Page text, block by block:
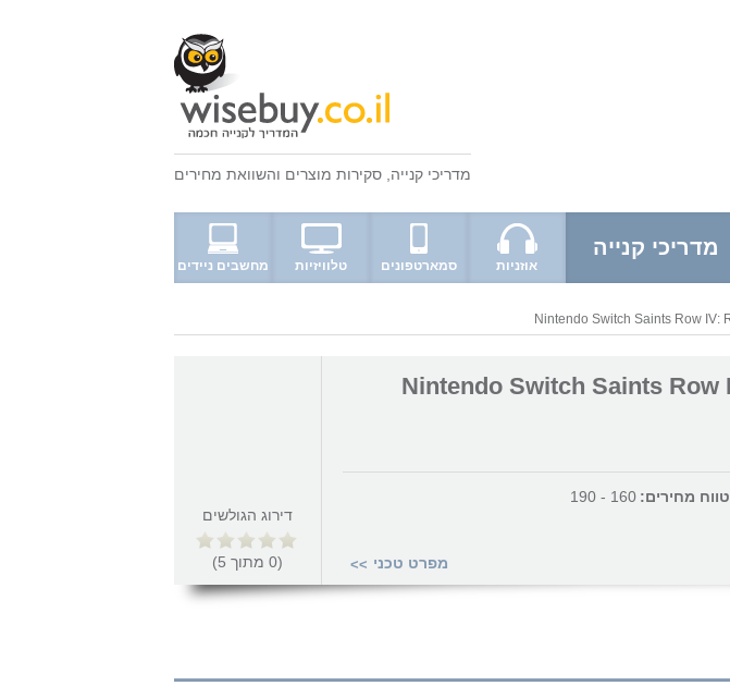
מדריכי קנייה סקירות מוצרים והשוואת מחירים
מדריכי קנייה
אוזניות סמארטפונים טלוויזיות מחשבים ניידים
טווח מחירים: 160 - 190
מפרט טכני >>
דירוג הגולשים
(
0 מתוך 5
)